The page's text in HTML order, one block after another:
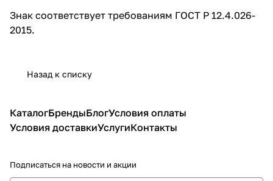
Знак соответствует требованиям ГОСТ Р 12.4.026-
2015.
Назад к списку
КаталогБрендыБлогУсловия оплаты
Условия доставкиУслугиКонтакты
Подписаться на новости и акции